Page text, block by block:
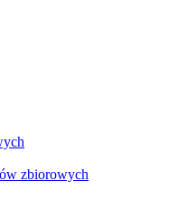
zbiorowych